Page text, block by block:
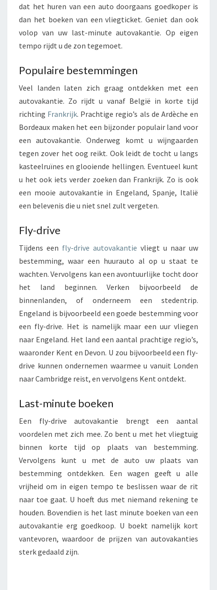
dat het huren van een auto doorgaans goedkoper is
dan het boeken van een vliegticket. Geniet dan ook
volop van uw last-minute autovakantie. Op eigen
tempo rijdt u de zon tegemoet.
Populaire bestemmingen
Veel landen laten zich graag ontdekken met een
autovakantie. Zo rijdt u vanaf België in korte tijd
richting Frankrijk. Prachtige regio’s als de Ardèche en
Bordeaux maken het een bijzonder populair land voor
een autovakantie. Onderweg komt u wijngaarden
tegen zover het oog reikt. Ook leidt de tocht u langs
kasteelruïnes en glooiende hellingen. Eventueel kunt
u het ook iets verder zoeken dan Frankrijk. Zo is ook
een mooie autovakantie in Engeland, Spanje, Italië
een belevenis die u niet snel zult vergeten.
Fly-drive
Tijdens een fly-drive autovakantie vliegt u naar uw
bestemming, waar een huurauto al op u staat te
wachten. Vervolgens kan een avontuurlijke tocht door
het land beginnen. Verken bijvoorbeeld de
binnenlanden, of onderneem een stedentrip.
Engeland is bijvoorbeeld een goede bestemming voor
een fly-drive. Het is namelijk maar een uur vliegen
naar Engeland. Het land een aantal prachtige regio’s,
waaronder Kent en Devon. U zou bijvoorbeeld een fly-
drive kunnen ondernemen waarmee u vanuit Londen
naar Cambridge reist, en vervolgens Kent ontdekt.
Last-minute boeken
Een fly-drive autovakantie brengt een aantal
voordelen met zich mee. Zo bent u met het vliegtuig
binnen korte tijd op plaats van bestemming.
Vervolgens kunt u met de auto uw plaats van
bestemming ontdekken. Een wagen geeft u alle
vrijheid om in eigen tempo te beslissen waar de rit
naar toe gaat. U hoeft dus met niemand rekening te
houden. Bovendien is het last minute boeken van een
autovakantie erg goedkoop. U boekt namelijk kort
vantevoren, waardoor de prijzen van autovakanties
sterk gedaald zijn.